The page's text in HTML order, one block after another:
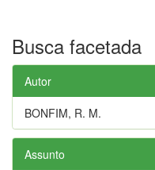
Busca facetada
Autor
BONFIM, R. M.
Assunto